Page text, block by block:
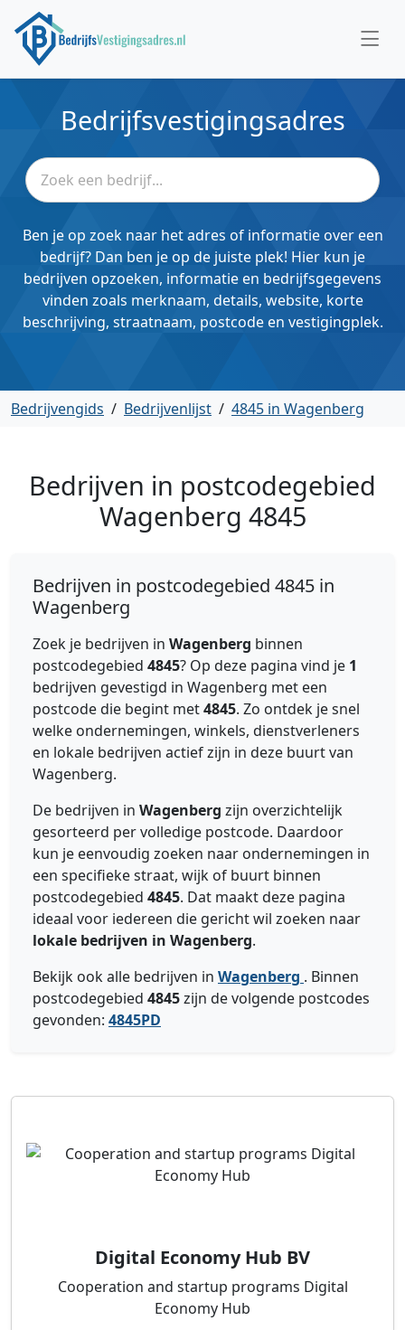
Bedrijfsvestigingsadres
Ben je op zoek naar het adres of informatie over een
bedrijf? Dan ben je op de juiste plek! Hier kun je
bedrijven opzoeken, informatie en bedrijfsgegevens
vinden zoals merknaam, details, website, korte
beschrijving, straatnaam, postcode en vestigingplek.
Bedrijvengids / Bedrijvenlijst / 4845 in Wagenberg
Bedrijven in postcodegebied
Wagenberg 4845
Bedrijven in postcodegebied 4845 in
Wagenberg
Zoek je bedrijven in Wagenberg binnen
postcodegebied 4845? Op deze pagina vind je 1
bedrijven gevestigd in Wagenberg met een
postcode die begint met4845. Zo ontdek je snel
welke ondernemingen, winkels, dienstverleners
en lokale bedrijven actief zijn in deze buurt van
Wagenberg.
De bedrijven in Wagenberg zijn overzichtelijk
gesorteerd per volledige postcode. Daardoor
kun je eenvoudig zoeken naar ondernemingen in
een specifieke straat, wijk of buurt binnen
postcodegebied 4845. Dat maakt deze pagina
ideaal voor iedereen die gericht wil zoeken naar
lokale bedrijven in Wagenberg.
Bekijk ook alle bedrijven in Wagenberg . Binnen
postcodegebied 4845zijn de volgende postcodes
gevonden: 4845PD
Digital Economy Hub BV
Cooperation and startup programs Digital
Economy Hub